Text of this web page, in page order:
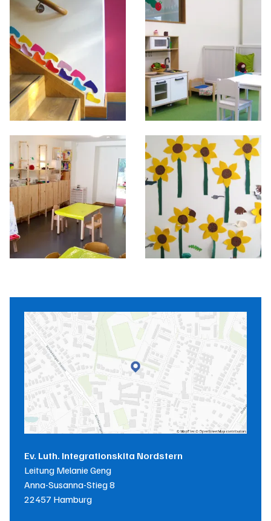
Ev. Luth. Integrationskita Nordstern
Leitung Melanie Geng
Anna-Susanna-Stieg 8
22457 Hamburg